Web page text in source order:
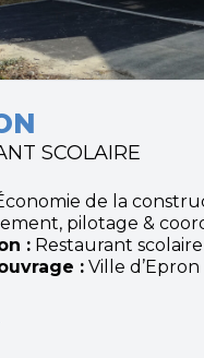
SCOLAIRE
de la
pilotage &
: Restaurant scolaire
: Ville d’Epron